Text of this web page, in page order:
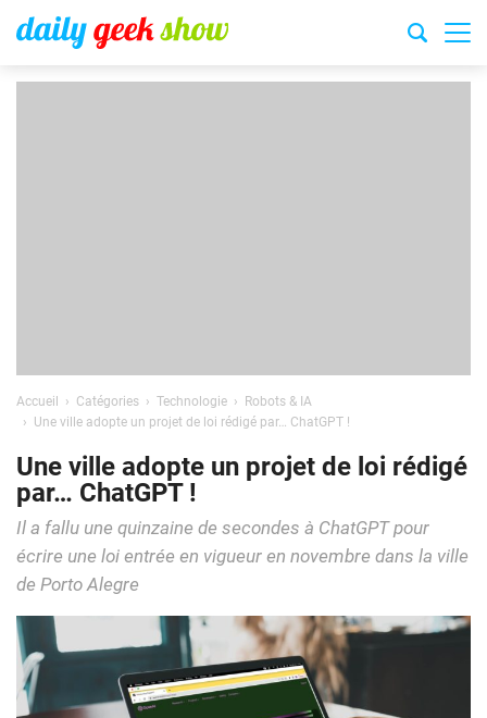
Accueil Catégories Technologie
Robots & IA
Une ville adopte un projet de loi rédigé par… ChatGPT !
Une ville adopte un projet de loi rédigé
par… ChatGPT !
Il a fallu une quinzaine de secondes à ChatGPT pour
écrire une loi entrée en vigueur en novembre dans la ville
de Porto Alegre